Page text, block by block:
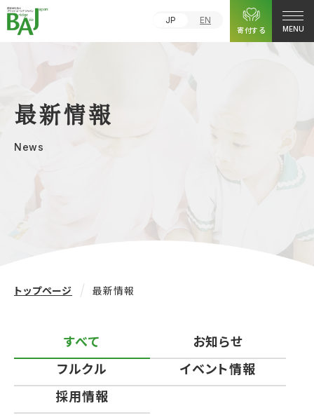
JP
EN
寄付する
MENU
最新情報
News
トップページ 最新情報
すべて
お知らせ
フルクル
イベント情報
採用情報